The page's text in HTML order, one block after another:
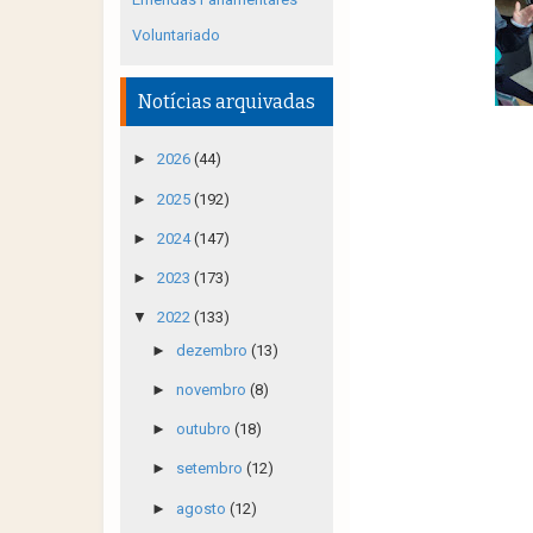
Voluntariado
Notícias arquivadas
► 2026 (44)
► 2025 (192)
► 2024(147)
► 2023 (173)
▼ 2022 (133)
► dezembro (13)
► novembro (8)
► outubro (18)
► setembro (12)
► agosto (12)